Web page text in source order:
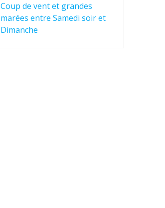
Coup de vent et grandes
marées entre Samedi soir et
Dimanche